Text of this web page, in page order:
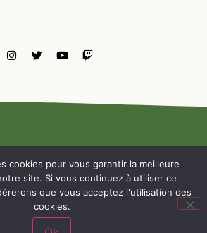
NOUS
cookies pour vous garantir la meilleure
site. Si vous continuez à utiliser ce
que vous acceptez l'utilisation des
cookies.